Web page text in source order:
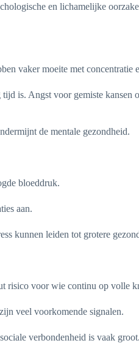
en lichamelijke
vaker moeite met concentratie
is. Angst voor gemiste kansen
de mentale gezondheid.
bloeddruk.
aan.
kunnen leiden tot grotere
risico voor wie continu op volle
veel voorkomende signalen.
verbondenheid is vaak groot.